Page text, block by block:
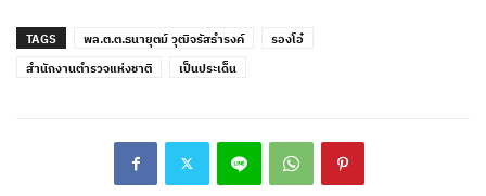
TAGS พล.ต.ต.ธนายุตม์ วุฒิจรัสธำรงค์
รองโอ๋
สำนักงานตำรวจแห่งชาติ
เป็นประเด็น